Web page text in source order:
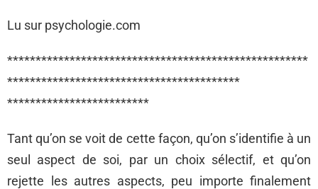
Lu sur psychologie.com
*****************************************************
*****************************************
*************************
Tant qu’on se voit de cette façon, qu’on s’identifie à un
seul aspect de soi, par un choix sélectif, et qu’on
rejette les autres aspects, peu importe finalement